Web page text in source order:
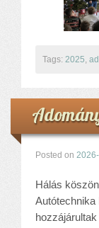
Tags: 2025,
Posted on
Hálás
Autótechnika